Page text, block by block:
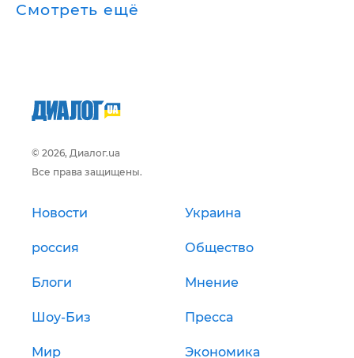
Смотреть ещё
© 2026, Диалог.ua
Все права защищены.
Новости Украина
россия Общество
Блоги Мнение
Шоу-Биз Пресса
Мир Экономика